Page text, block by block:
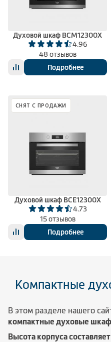
Духовой шкаф BCM12300X
4.96
48 отзывов
Подробнее
СНЯТ С ПРОДАЖИ
Духовой шкаф BCE12300X
4.73
15 отзывов
Подробнее
Компактные
В этом разделе нашего
компактные духовые
Высота корпуса